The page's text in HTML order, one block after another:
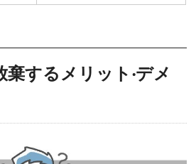
棄するメリット‧デメ